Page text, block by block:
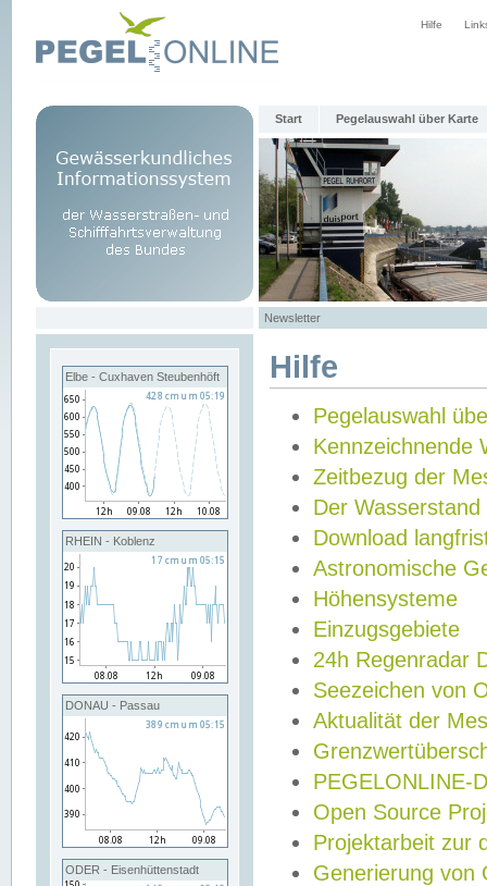
Hilfe
Start Pegelauswahl über Karte
Newsletter
Elbe - Cuxhaven Steubenhöft
RHEIN - Koblenz
DONAU - Passau
ODER - Eisenhüttenstadt
Hilfe
Pegelauswahl
Kennzeichnende
Zeitbezug der
Der Wasserstand
Download
Astronomische
Höhensysteme
Einzugsgebiete
24h Regenradar
Seezeichen von
Aktualität der
PEGELONLINE-
Open Source
Projektarbeit zur
Generierung von